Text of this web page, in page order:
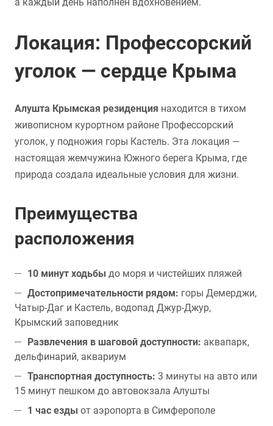
Локация: Профессорский
уголок — сердце Крыма
Алушта Крымская резиденция находится в тихом
живописном курортном районе Профессорский
уголок, у подножия горы Кастель. Эта локация —
настоящая жемчужина Южного берега Крыма, где
природа создала идеальные условия для жизни.
Преимущества
расположения
10 минут ходьбы до моря и чистейших пляжей
Достопримечательности рядом: горы Демерджи,
Чатыр-Даг и Кастель, водопад Джур-Джур,
Крымский заповедник
Развлечения в шаговой доступности: аквапарк,
дельфинарий, аквариум
Транспортная доступность: 3 минуты на авто или
15 минут пешком до автовокзала Алушты
1 час езды от аэропорта в Симферополе